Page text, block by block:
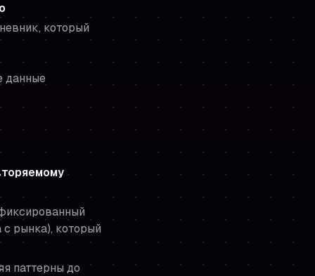
который
данные
рынка), который
паттерны до